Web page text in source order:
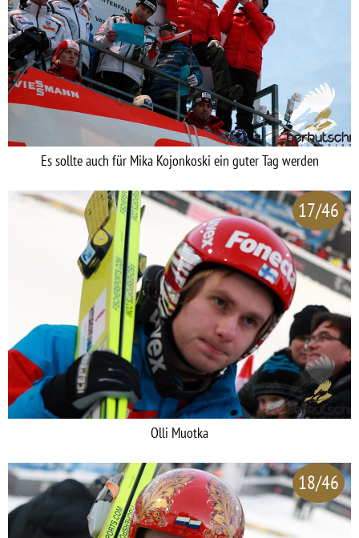
Es sollte auch für Mika Kojonkoski ein guter Tag werden
17/46
Olli Muotka
18/46